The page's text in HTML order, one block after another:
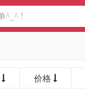
价格